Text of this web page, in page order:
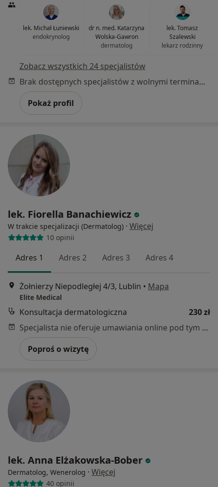
lek. Michał Łuniewski
endokrynolog
dr n. med. Katarzyna
Wolska-Gawron
dermatolog
lek. Tomasz
Szalewski
lekarz rodzinny
Zobacz wszystkich 24 specjalistów
Brak dostępnych specjalistów z wolnymi terminami w tym centrum medycznym.
Pokaż profil
lek. Fiorella Banachiewicz
W trakcie specjalizacji (Dermatolog) · Więcej
10 opinii
Adres 1 Adres 2 Adres 3 Adres 4
Żołnierzy Niepodległej 4/3, Lublin • Mapa
Elite Medical
Konsultacja dermatologiczna
230 zł
Specjalista nie oferuje umawiania online pod tym adresem.
Poproś o wizytę
lek. Anna Elżakowska-Bober
Dermatolog, Wenerolog · Więcej
40 opinii